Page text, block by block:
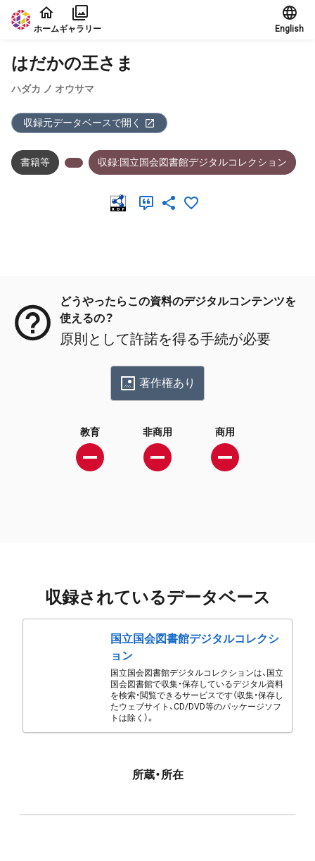
本文に飛ぶ
ホームギャラリー English
はだかの王さま
ハダカ ノ オウサマ
収録元データベースで開く
書籍等 収録:国立国会図書館デジタルコレクション
どうやったらこの資料のデジタルコンテンツを
使えるの？
原則として許諾を得る手続が必要
著作権あり
教育 非商用 商用
収録されているデータベース
国立国会図書館デジタルコレクシ
ョン
国立国会図書館デジタルコレクションは、国立
国会図書館で収集・保存しているデジタル資料
を検索・閲覧できるサービスです（収集・保存し
たウェブサイト、CD/DVD等のパッケージソフ
トは除く）。
所蔵・所在